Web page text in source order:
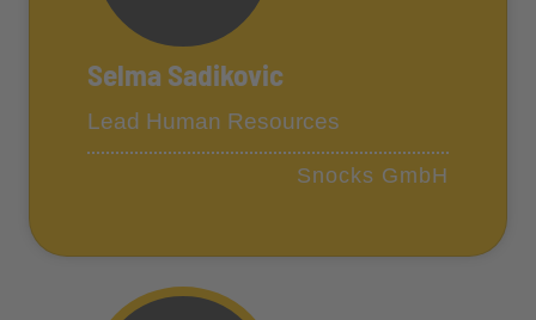
Selma Sadikovic
Lead Human Resources
Snocks GmbH